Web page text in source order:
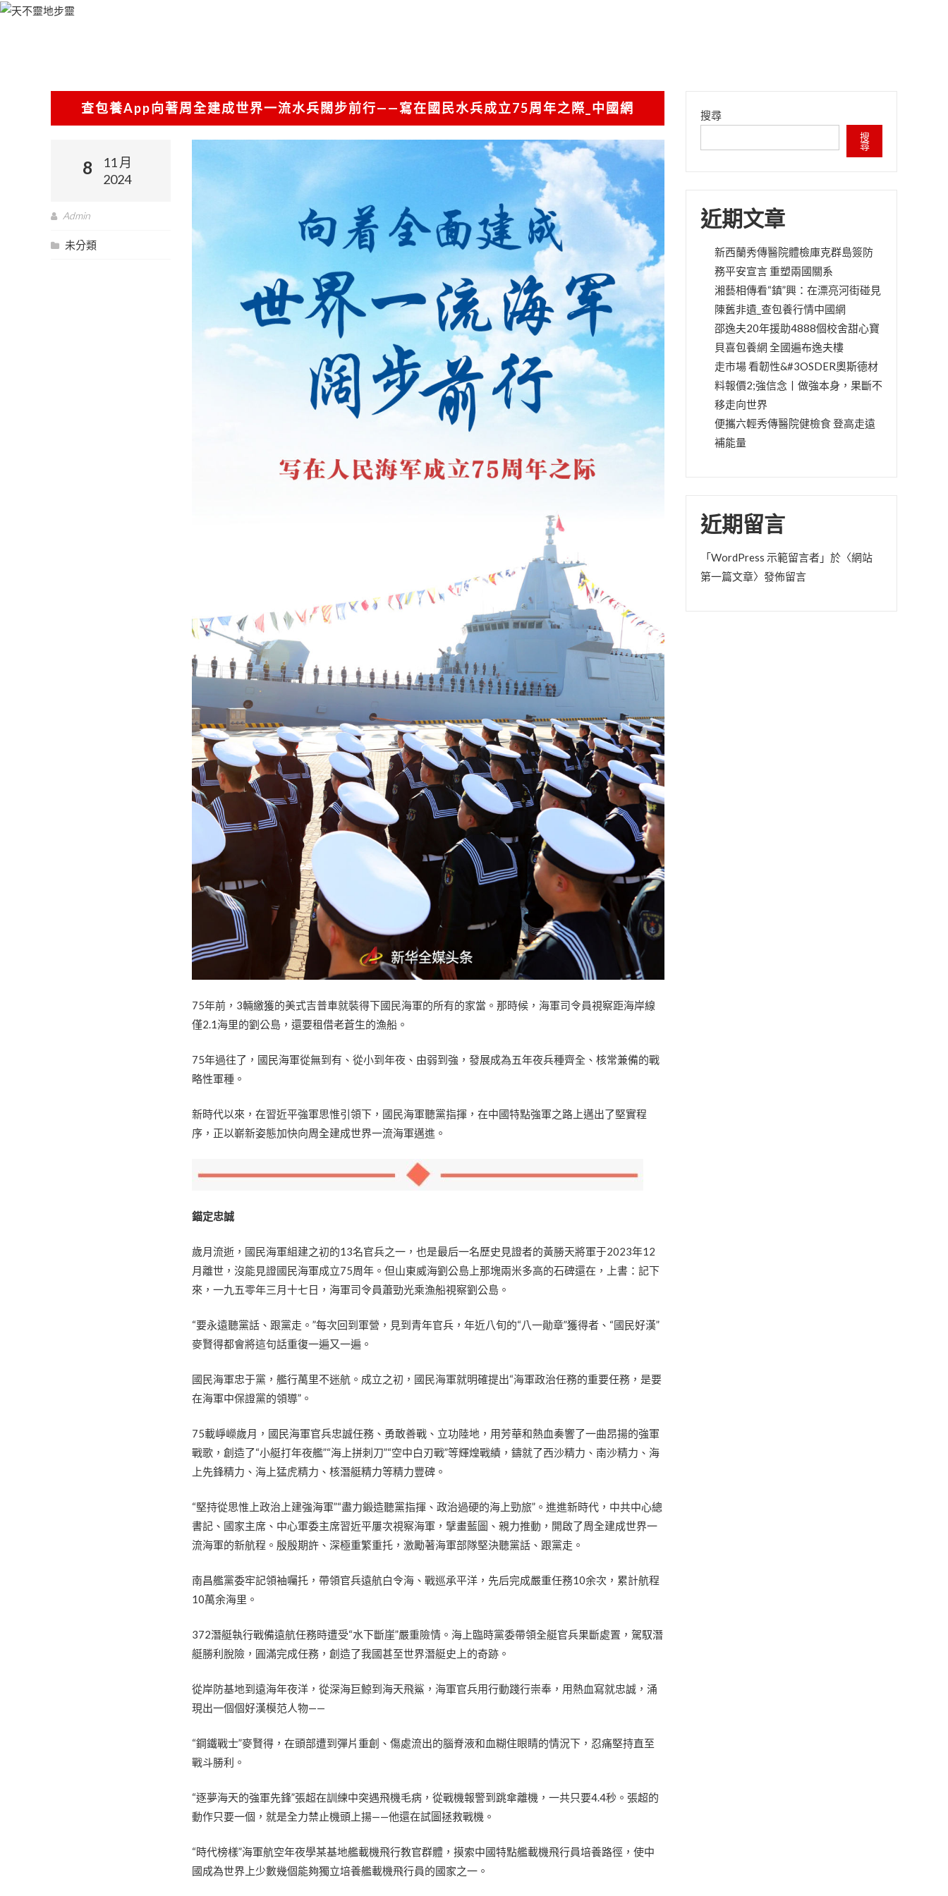
跳
查包養app向著周全建成世界一流水兵闊步前行——寫在國民水兵成立75周年之際_中國網
8
11 月
2024
Admin
未分類
75年前，3輛繳獲的美式吉普車就裝得下國民海軍的所有的家當。那時候，海軍司令員視察距海岸線
僅2.1海里的劉公島，還要租借老蒼生的漁船。
75年過往了，國民海軍從無到有、從小到年夜、由弱到強，發展成為五年夜兵種齊全、核常兼備的戰
略性軍種。
新時代以來，在習近平強軍思惟引領下，國民海軍聽黨指揮，在中國特點強軍之路上邁出了堅實程
序，正以嶄新姿態加快向周全建成世界一流海軍邁進。
錨定忠誠
歲月流逝，國民海軍組建之初的13名官兵之一，也是最后一名歷史見證者的黃勝天將軍于2023年12
月離世，沒能見證國民海軍成立75周年。但山東威海劉公島上那塊兩米多高的石碑還在，上書：記下
來，一九五零年三月十七日，海軍司令員蕭勁光乘漁船視察劉公島。
“要永遠聽黨話、跟黨走。”每次回到軍營，見到青年官兵，年近八旬的“八一勛章”獲得者、“國民好漢”
麥賢得都會將這句話重復一遍又一遍。
國民海軍忠于黨，艦行萬里不迷航。成立之初，國民海軍就明確提出“海軍政治任務的重要任務，是要
在海軍中保證黨的領導”。
75載崢嶸歲月，國民海軍官兵忠誠任務、勇敢善戰、立功陸地，用芳華和熱血奏響了一曲昂揚的強軍
戰歌，創造了“小艇打年夜艦”“海上拼刺刀”“空中白刃戰”等輝煌戰績，鑄就了西沙精力、南沙精力、海
上先鋒精力、海上猛虎精力、核潛艇精力等精力豐碑。
“堅持從思惟上政治上建強海軍”“盡力鍛造聽黨指揮、政治過硬的海上勁旅”。進進新時代，中共中心總
書記、國家主席、中心軍委主席習近平屢次視察海軍，擘畫藍圖、親力推動，開啟了周全建成世界一
流海軍的新航程。殷殷期許、深極重繁重托，激勵著海軍部隊堅決聽黨話、跟黨走。
南昌艦黨委牢記領袖囑托，帶領官兵遠航白令海、戰巡承平洋，先后完成嚴重任務10余次，累計航程
10萬余海里。
372潛艇執行戰備遠航任務時遭受“水下斷崖”嚴重險情。海上臨時黨委帶領全艇官兵果斷處置，駕馭潛
艇勝利脫險，圓滿完成任務，創造了我國甚至世界潛艇史上的奇跡。
從岸防基地到遠海年夜洋，從深海巨鯨到海天飛鯊，海軍官兵用行動踐行崇奉，用熱血寫就忠誠，涌
現出一個個好漢模范人物——
“鋼鐵戰士”麥賢得，在頭部遭到彈片重創、傷處流出的腦脊液和血糊住眼睛的情況下，忍痛堅持直至
戰斗勝利。
“逐夢海天的強軍先鋒”張超在訓練中突遇飛機毛病，從戰機報警到跳傘離機，一共只要4.4秒。張超的
動作只要一個，就是全力禁止機頭上揚——他還在試圖拯救戰機。
“時代榜樣”海軍航空年夜學某基地艦載機飛行教官群體，摸索中國特點艦載機飛行員培養路徑，使中
國成為世界上少數幾個能夠獨立培養艦載機飛行員的國家之一。
搜尋
搜
尋
近期文章
新西蘭秀傳醫院體檢庫克群島簽防
務平安宣言 重塑兩國關系
湘藝相傳看“鎮”興：在漂亮河街碰見
陳舊非遺_查包養行情中國網
邵逸夫20年援助4888個校舍甜心寶
貝喜包養網 全國遍布逸夫樓
走市場 看韌性&#3OSDER奧斯德材
料報價2;強信念丨做強本身，果斷不
移走向世界
便攜六輕秀傳醫院健檢食 登高走遠
補能量
近期留言
「WordPress 示範留言者 」於〈網站
第一篇文章〉發佈留言